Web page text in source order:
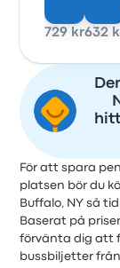
729 kr632
För att spara
platsen bör du
Buffalo, NY så
Baserat på
förvänta dig att
bussbiljetter från